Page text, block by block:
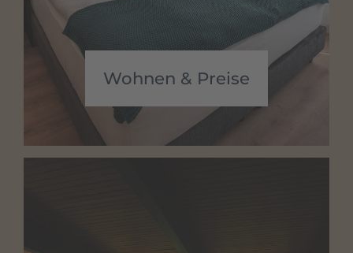
Wohnen & Preise